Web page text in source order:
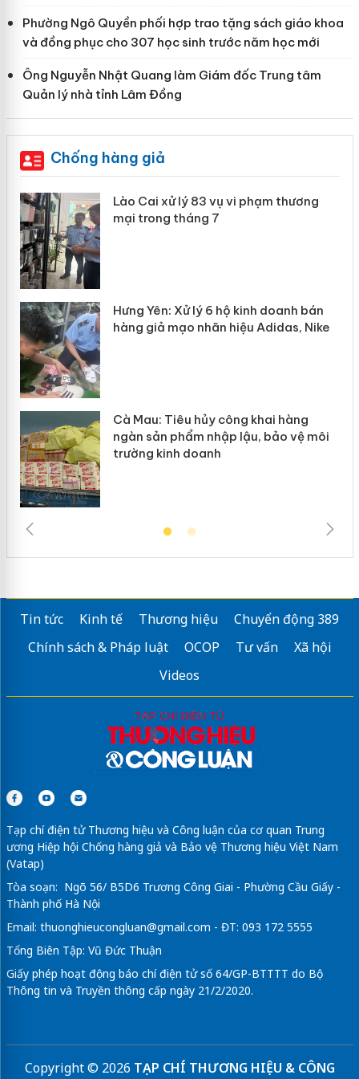
Phường Ngô Quyền phối hợp trao tặng sách giáo khoa
và đồng phục cho 307 học sinh trước năm học mới
Ông Nguyễn Nhật Quang làm Giám đốc Trung tâm
Quản lý nhà tỉnh Lâm Đồng
Chống hàng giả
Lào Cai xử lý 83 vụ vi phạm thương
mại trong tháng 7
Hưng Yên: Xử lý 6 hộ kinh doanh bán
hàng giả mạo nhãn hiệu Adidas, Nike
Cà Mau: Tiêu hủy công khai hàng
ngàn sản phẩm nhập lậu, bảo vệ môi
trường kinh doanh
Tin tức Kinh tế Thương hiệu
Chuyển động 389
Chính sách & Pháp luật
OCOP Tư vấn
Xã hội
Videos
Tạp chí điện tử Thương hiệu và Công luận của cơ quan Trung
ương Hiệp hội Chống hàng giả và Bảo vệ Thương hiệu Việt Nam
(Vatap)
Tòa soạn: Ngõ 56/ B5D6 Trương Công Giai - Phường Cầu Giấy -
Thành phố Hà Nội
Email: thuonghieucongluan@gmail.com - ĐT: 093 172 5555
Tổng Biên Tập: Vũ Đức Thuận
Giấy phép hoạt động báo chí điện tử số 64/GP-BTTTT do Bộ
Thông tin và Truyền thông cấp ngày 21/2/2020.
Copyright © 2026 TẠP CHÍ THƯƠNG HIỆU & CÔNG